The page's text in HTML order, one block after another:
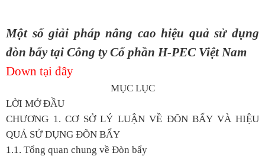
Một số giải pháp nâng cao hiệu quả sử dụng
đòn bẩy tại Công ty Cổ phần H-PEC Việt Nam
Down tại đây
MỤC LỤC
LỜI MỞ ĐẦU
CHƯƠNG 1. CƠ SỞ LÝ LUẬN VỀ ĐÕN BẨY VÀ HIỆU
QUẢ SỬ DỤNG ĐÕN BẨY
1.1. Tổng quan chung về Đòn bẩy